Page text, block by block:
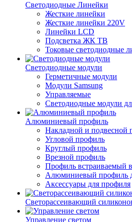
Светодиодные Линейки
Жесткие линейки
Жесткие линейки 220V
Линейки LCD
Подсветка ЖК ТВ
Токовые светодиодные
Светодиодные модули
Герметичные модули
Модули Samsung
Управляемые
Светодиодные модули
Алюминиевый профиль
Накладной и подвесной
Угловой профиль
Круглый профиль
Врезной профиль
Профиль встраиваемый
Алюминиевый профиль
Аксессуары для профиля
Светорассеивающий
Управление светом